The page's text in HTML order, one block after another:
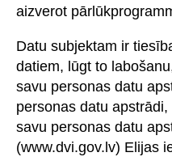
aizverot
Datu subjektam ir
datiem, lūgt to
savu personas datu
personas datu
savu personas datu
(www.dvi.gov.lv) Elijas